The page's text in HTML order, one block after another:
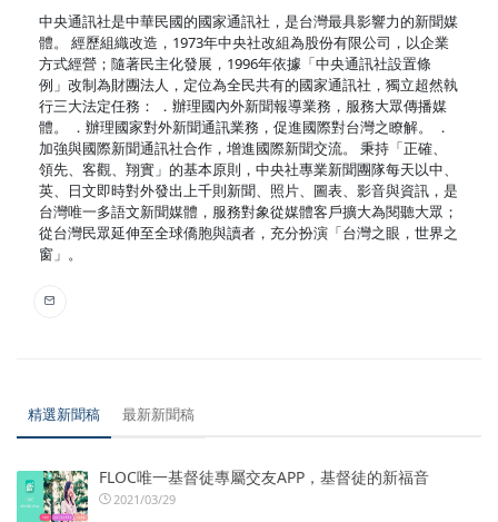
中央通訊社是中華民國的國家通訊社，是台灣最具影響力的新聞媒
體。 經歷組織改造，1973年中央社改組為股份有限公司，以企業
方式經營；隨著民主化發展，1996年依據「中央通訊社設置條
例」改制為財團法人，定位為全民共有的國家通訊社，獨立超然執
行三大法定任務： ．辦理國內外新聞報導業務，服務大眾傳播媒
體。 ．辦理國家對外新聞通訊業務，促進國際對台灣之瞭解。 ．
加強與國際新聞通訊社合作，增進國際新聞交流。 秉持「正確、
領先、客觀、翔實」的基本原則，中央社專業新聞團隊每天以中、
英、日文即時對外發出上千則新聞、照片、圖表、影音與資訊，是
台灣唯一多語文新聞媒體，服務對象從媒體客戶擴大為閱聽大眾；
從台灣民眾延伸至全球僑胞與讀者，充分扮演「台灣之眼，世界之
窗」。
精選新聞稿 最新新聞稿
FLOC唯一基督徒專屬交友APP，基督徒的新福音
2021/03/29